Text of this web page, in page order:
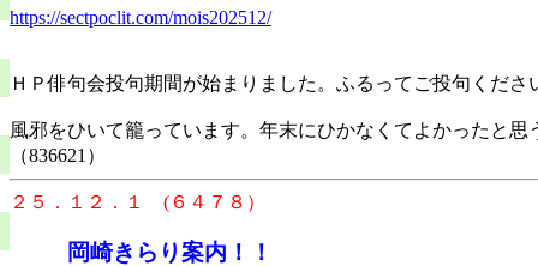
https://sectpoclit.com/mois202512/
ＨＰ俳句会投句期間が始まりました。ふるってご投句くださ
風邪をひいて籠っています。年末にひかなくてよかったと
（836621）
２５．１２．１ (６４７８）
岡崎きらり案内！！